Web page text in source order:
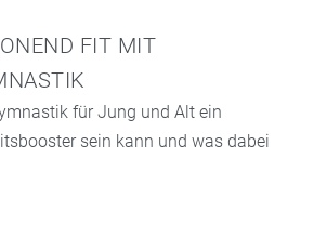
FIT MIT
für Jung und Alt ein
sein kann und was dabei